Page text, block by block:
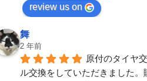
review us on
舞
2 年前
原付のタイヤ
ル交換をしていただきました。